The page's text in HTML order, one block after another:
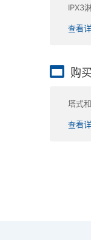
IPX3
查看
购
塔式
查看